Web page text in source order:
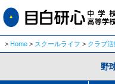
Home スクールライフ クラブ活
野